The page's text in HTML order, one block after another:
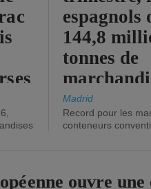
144,8
tonnes de
(+2,9%).
Madrid
Record pour les
conteneurs
ouvre une